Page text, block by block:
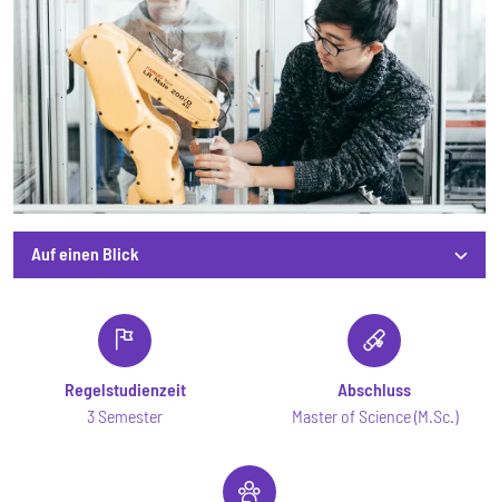
Auf einen Blick
Regelstudienzeit
3 Semester
Abschluss
Master of Science (M.Sc.)